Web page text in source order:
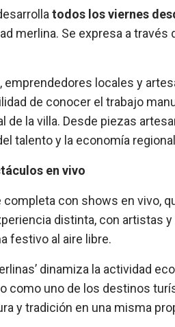
todos los viernes
merlina. Se expresa a
emprendedores locales y
de conocer el trabajo
de la villa. Desde piezas
talento y la economía
en vivo
completa con shows en vivo,
distinta, con artistas
festivo al aire libre.
dinamiza la actividad
como uno de los destinos
y tradición en una misma